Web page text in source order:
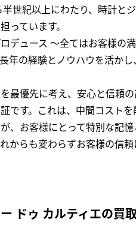
世紀以上にわたり、時計と
っています。
デュース ～全てはお客様の
年の経験とノウハウを活か
最優先に考え、安心と信頼
です。これは、中間コスト
、お客様にとって特別な記
からも変わらずお客様の信頼
ドゥ カルティエの買